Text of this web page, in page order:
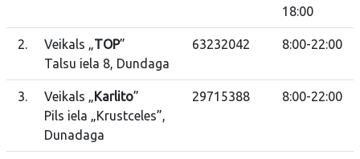
18:00
2. Veikals „TOP”
Talsu iela 8, Dundaga
63232042 8:00-22:00
3. Veikals „Karlito”
Pils iela „Krustceles”,
Dunadaga
29715388 8:00-22:00